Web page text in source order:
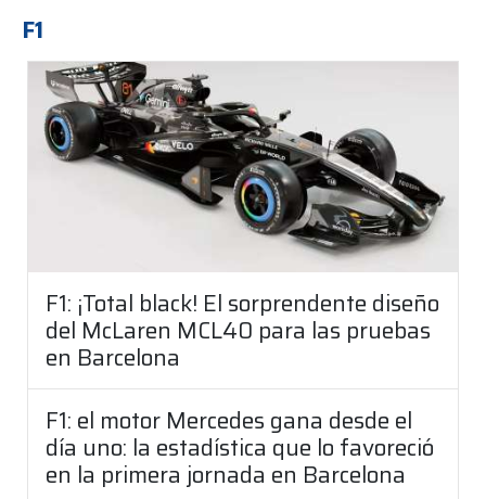
F1
F1: ¡Total black! El sorprendente diseño
del McLaren MCL40 para las pruebas
en Barcelona
F1: el motor Mercedes gana desde el
día uno: la estadística que lo favoreció
en la primera jornada en Barcelona